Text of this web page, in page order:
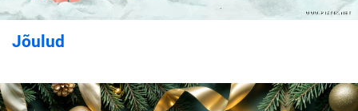
Jõulud